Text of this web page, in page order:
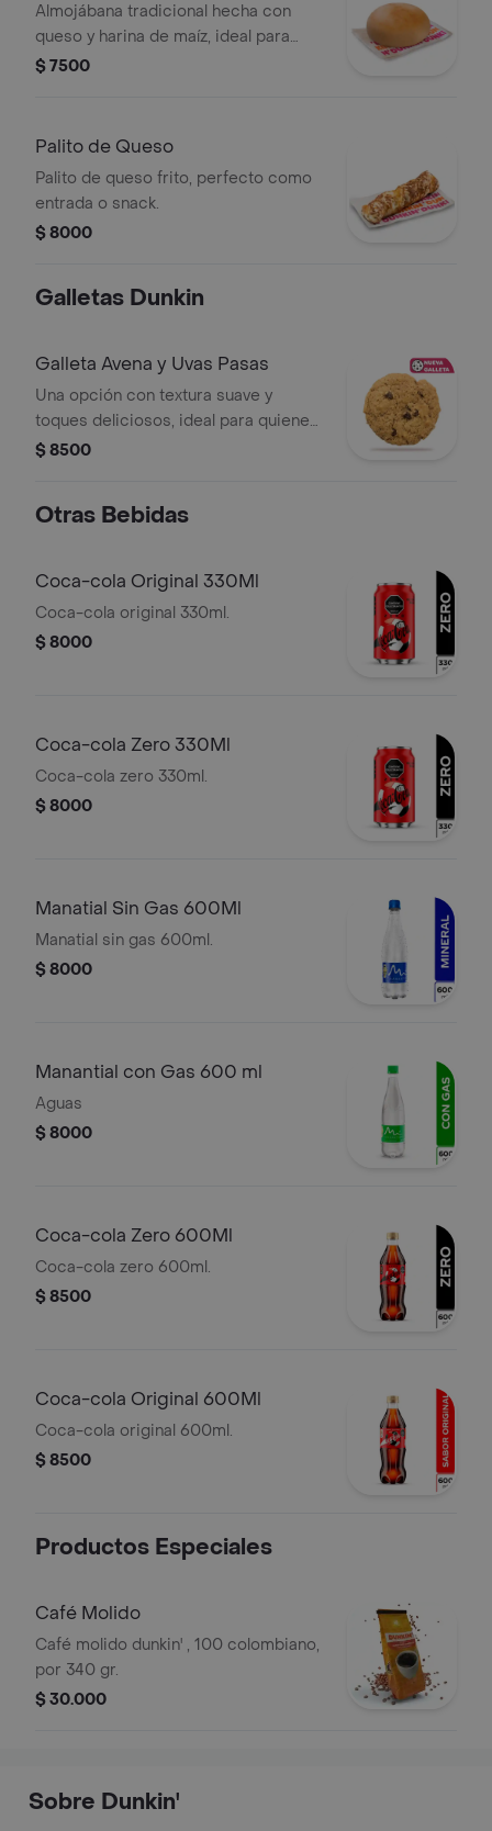
Almojábana tradicional hecha con
queso y harina de maíz, ideal para
acompañar con café.
$ 7500
Palito de Queso
Palito de queso frito, perfecto como
entrada o snack.
$ 8000
Galletas Dunkin
Galleta Avena y Uvas Pasas
Una opción con textura suave y
toques deliciosos, ideal para quienes
buscan un antojo más equilibrado.
$ 8500
Otras Bebidas
Coca-cola Original 330Ml
Coca-cola original 330ml.
$ 8000
Coca-cola Zero 330Ml
Coca-cola zero 330ml.
$ 8000
Manatial Sin Gas 600Ml
Manatial sin gas 600ml.
$ 8000
Manantial con Gas 600 ml
Aguas
$ 8000
Coca-cola Zero 600Ml
Coca-cola zero 600ml.
$ 8500
Coca-cola Original 600Ml
Coca-cola original 600ml.
$ 8500
Productos Especiales
Café Molido
Café molido dunkin' , 100 colombiano,
por 340 gr.
$ 30.000
Sobre Dunkin'